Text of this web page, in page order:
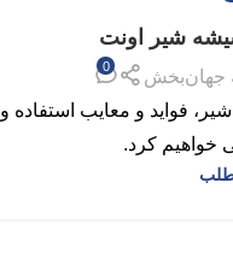
شیر اونت
جهان‌بخش
0
فواید و معایب استفاده و
خواهیم کرد.